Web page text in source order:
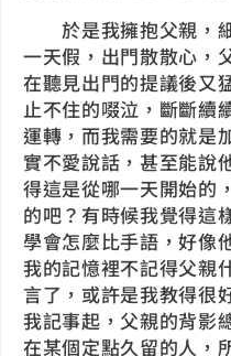
於是我擁抱父親，
一天假，出門散散心，
在聽見出門的提議後又
止不住的啜泣，斷斷續
運轉，而我需要的就是
實不愛說話，甚至能說
得這是從哪一天開始的
的吧？有時候我覺得這
學會怎麼比手語，好像
我的記憶裡不記得父親
言了，或許是我教得很
我記事起，父親的背影
在某個定點久留的人，